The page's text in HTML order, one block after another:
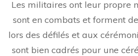
Les militaires ont leur propre
sont en combats et forment
lors des défilés et aux
sont bien cadrés pour une